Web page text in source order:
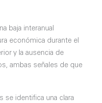
baja interanual
económica durante el
y la ausencia de
ambas señales de que
se identifica una clara